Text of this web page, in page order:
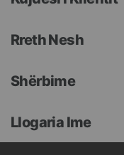
Rreth Nesh
Shërbime
Llogaria Ime